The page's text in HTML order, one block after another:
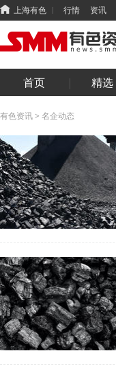
上海有色 行情 资讯
首页 精选
有色资讯> 名企动态